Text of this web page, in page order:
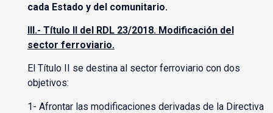
cada Estado y del comunitario.
III.- Título II del RDL 23/2018. Modificación del
sector ferroviario.
El Título II se destina al sector ferroviario con dos
objetivos:
1- Afrontar las modificaciones derivadas de la Directiva